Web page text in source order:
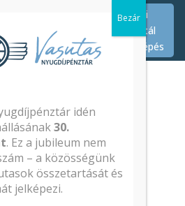
Tagi
Portál
Belépés
rend
dec 16, 2025
december 24-én
29-én, 30-án és
működik az
idén
30.
. Ez a jubileum nem
– a közösségünk
összetartását és
jelképezi.